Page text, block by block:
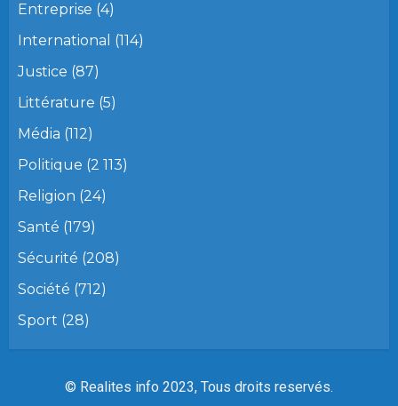
Entreprise (4)
International (114)
Justice (87)
Littérature (5)
Média (112)
Politique (2 113)
Religion (24)
Santé (179)
Sécurité (208)
Société (712)
Sport (28)